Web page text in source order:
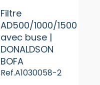
Filtre
AD500/1000/1500
avec buse |
DONALDSON
BOFA
Ref.A1030058-2